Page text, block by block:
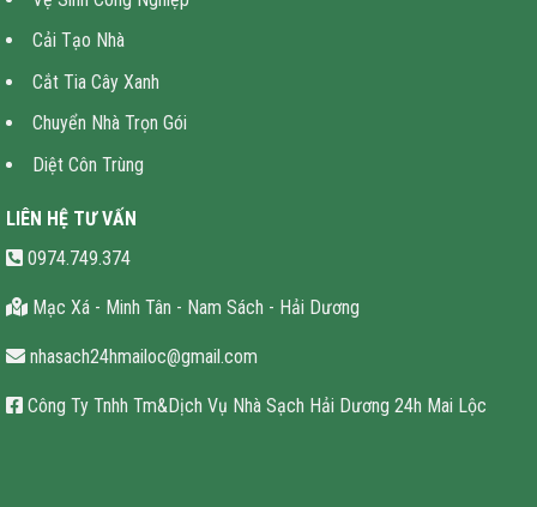
Cải Tạo Nhà
Cắt Tia Cây Xanh
Chuyển Nhà Trọn Gói
Diệt Côn Trùng
LIÊN HỆ TƯ VẤN
0974.749.374
Mạc Xá - Minh Tân - Nam Sách - Hải Dương
nhasach24hmailoc@gmail.com
Công Ty Tnhh Tm&Dịch Vụ Nhà Sạch Hải Dương 24h Mai Lộc